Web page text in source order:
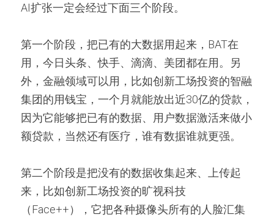
AI扩张一定会经过下面三个阶段。
第一个阶段，把已有的大数据用起来，BAT在
用，今日头条、快手、滴滴、美团都在用。另
外，金融领域可以用，比如创新工场投资的智融
集团的用钱宝，一个月就能放出近30亿的贷款，
因为它能够把已有的数据、用户数据激活来做小
额贷款，当然还有医疗，谁有数据谁就更强。
第二个阶段是把没有的数据收集起来、上传起
来，比如创新工场投资的旷视科技
（Face++），它把各种摄像头所有的人脸汇集